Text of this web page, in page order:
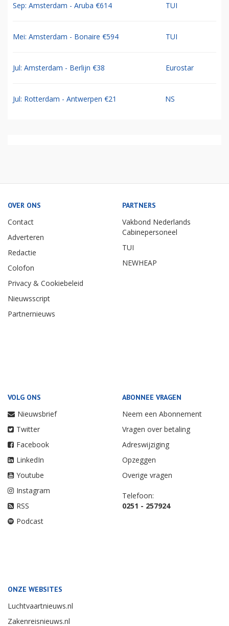
Sep: Amsterdam - Aruba €614 TUI
Mei: Amsterdam - Bonaire €594 TUI
Jul: Amsterdam - Berlijn €38 Eurostar
Jul: Rotterdam - Antwerpen €21 NS
OVER ONS
Contact
Adverteren
Redactie
Colofon
Privacy & Cookiebeleid
Nieuwsscript
Partnernieuws
PARTNERS
Vakbond Nederlands
Cabinepersoneel
TUI
NEWHEAP
VOLG ONS
Nieuwsbrief
Twitter
Facebook
LinkedIn
Youtube
Instagram
RSS
Podcast
ABONNEE VRAGEN
Neem een Abonnement
Vragen over betaling
Adreswijziging
Opzeggen
Overige vragen
Telefoon:
0251 - 257924
ONZE WEBSITES
Luchtvaartnieuws.nl
Zakenreisnieuws.nl